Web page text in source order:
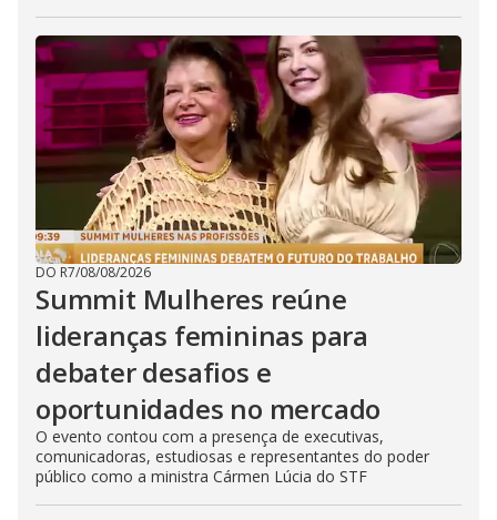
DO R7/08/08/2026
Summit Mulheres reúne
lideranças femininas para
debater desafios e
oportunidades no mercado
O evento contou com a presença de executivas,
comunicadoras, estudiosas e representantes do poder
público como a ministra Cármen Lúcia do STF